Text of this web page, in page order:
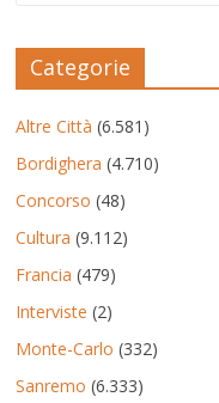
Categorie
Altre Città (6.581)
Bordighera (4.710)
Concorso (48)
Cultura (9.112)
Francia (479)
Interviste (2)
Monte-Carlo (332)
Sanremo (6.333)